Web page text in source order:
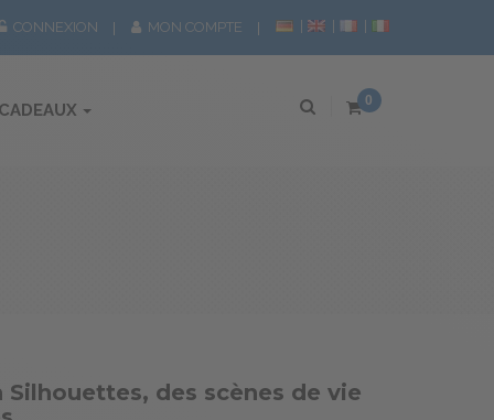
CONNEXION MON COMPTE
0
Silhouettes, des scènes de vie